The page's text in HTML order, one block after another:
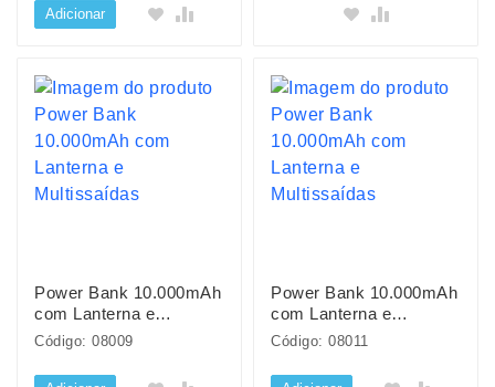
Adicionar
Power Bank 10.000mAh
com Lanterna e
Multissaídas
Código: 08009
Power Bank 10.000mAh
com Lanterna e
Multissaídas
Código: 08011